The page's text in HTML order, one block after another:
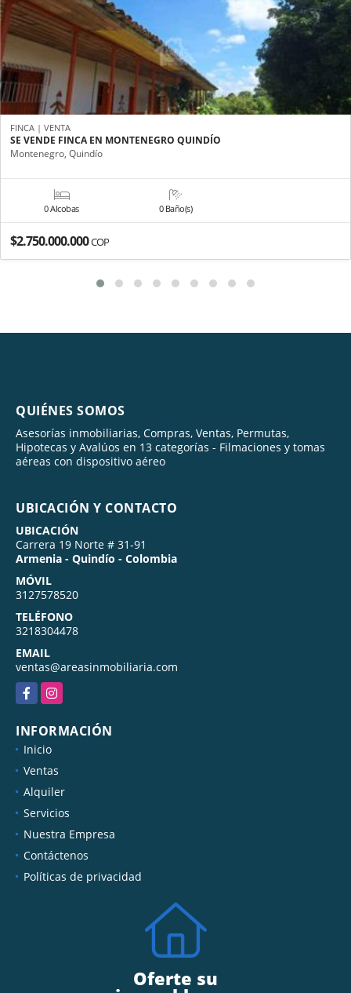
FINCA | VENTA
SE VENDE FINCA EN MONTENEGRO QUINDÍO
Montenegro, Quindío
0 Alcobas 0 Baño(s)
$2.750.000.000COP
QUIÉNES SOMOS
Asesorías inmobiliarias, Compras, Ventas, Permutas,
Hipotecas y Avalúos en 13 categorías - Filmaciones y tomas
aéreas con dispositivo aéreo
UBICACIÓN Y CONTACTO
UBICACIÓN
Carrera 19 Norte # 31-91
Armenia - Quindío - Colombia
MÓVIL
3127578520
TELÉFONO
3218304478
EMAIL
ventas@areasinmobiliaria.com
FacebookInstagram
INFORMACIÓN
Inicio
Ventas
Alquiler
Servicios
Nuestra Empresa
Contáctenos
Políticas de privacidad
Oferte su